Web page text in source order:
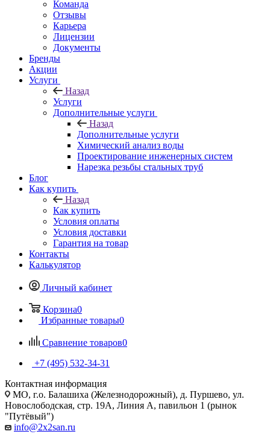
Команда
Отзывы
Карьера
Лицензии
Документы
Бренды
Акции
Услуги
Назад
Услуги
Дополнительные услуги
Назад
Дополнительные услуги
Химический анализ воды
Проектирование инженерных систем
Нарезка резьбы стальных труб
Блог
Как купить
Назад
Как купить
Условия оплаты
Условия доставки
Гарантия на товар
Контакты
Калькулятор
Личный кабинет
Корзина0
Избранные товары0
Сравнение товаров0
+7 (495) 532‑34‑31
Контактная информация
МО, г.о. Балашиха (Железнодорожный), д. Пуршево, ул.
Новослободская, стр. 19А, Линия А, павильон 1 (рынок
"Путёвый")
info@2x2san.ru